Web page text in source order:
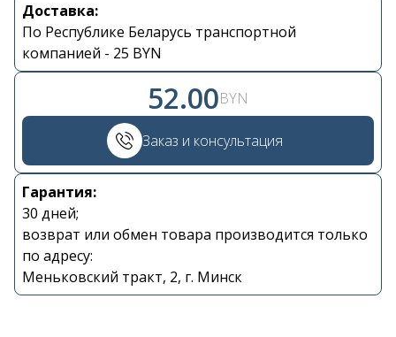
Доставка:
По Республике Беларусь транспортной
компанией - 25 BYN
52.00BYN
Заказ и консультация
Гарантия:
30 дней;
возврат или обмен товара производится только
по адресу:
Меньковский тракт, 2, г. Минск
Контакты
+375 29 870 15 80
Viber
shupik21@bk.ru